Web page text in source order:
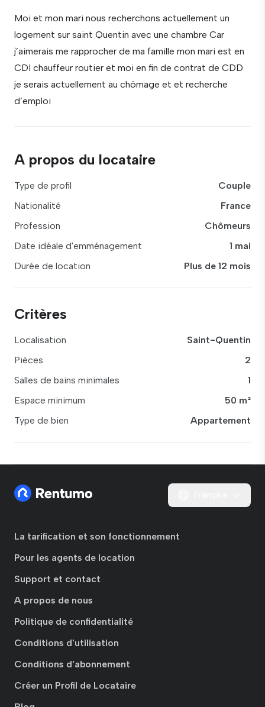
Moi et mon mari nous recherchons actuellement un
logement sur saint Quentin avec une chambre Car
j’aimerais me rapprocher de ma famille mon mari est en
CDI chauffeur routier et moi en fin de contrat de CDD
je serais actuellement au chômage et et recherche
d’emploi
A propos du locataire
Type de profil
Couple
Nationalité
France
Profession
Chômeurs
Date idéale d'emménagement
1 mai
Durée de location
Plus de 12 mois
Critères
Localisation
Saint-Quentin
Pièces
2
Salles de bains minimales
1
Espace minimum
50 m²
Type de bien
Appartement
La tarification et son fonctionnement
Pour les agents de location
Support et contact
A propos de nous
Politique de confidentialité
Conditions d'utilisation
Conditions d'abonnement
Créer un Profil de Locataire